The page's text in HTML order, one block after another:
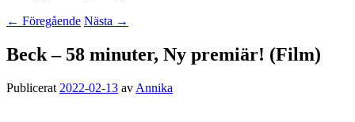
← Föregående Nästa →
Beck – 58 minuter, Ny premiär! (Film)
Publicerat 2022-02-13 av Annika